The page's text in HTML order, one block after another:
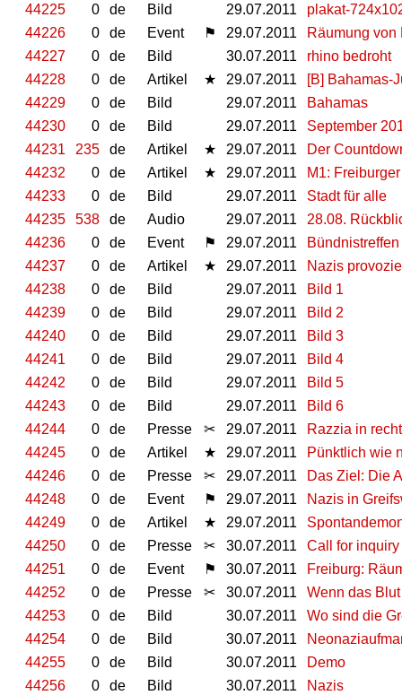
44225
0 de Bild 29.07.2011
plakat-
44226
0 de Event ⚑ 29.07.2011
Räumung
44227
0 de Bild 30.07.2011
rhino bedroht
44228
0 de Artikel ★ 29.07.2011
[B] Bahamas-
44229
0 de Bild 29.07.2011
Bahamas
44230
0 de Bild 29.07.2011
September
44231
235 de Artikel ★ 29.07.2011
Der
44232
0 de Artikel ★ 29.07.2011
M1:
44233
0 de Bild 29.07.2011
Stadt für alle
44235
538 de Audio 29.07.2011
28.08.
44236
0 de Event ⚑ 29.07.2011
44237
0 de Artikel ★ 29.07.2011
Nazis
44238
0 de Bild 29.07.2011
Bild 1
44239
0 de Bild 29.07.2011
Bild 2
44240
0 de Bild 29.07.2011
Bild 3
44241
0 de Bild 29.07.2011
Bild 4
44242
0 de Bild 29.07.2011
Bild 5
44243
0 de Bild 29.07.2011
Bild 6
44244
0 de Presse ✂ 29.07.2011
Razzia in
44245
0 de Artikel ★ 29.07.2011
Pünktlich wie
44246
0 de Presse ✂ 29.07.2011
Das Ziel: Die
44248
0 de Event ⚑ 29.07.2011
Nazis in
44249
0 de Artikel ★ 29.07.2011
44250
0 de Presse ✂ 30.07.2011
Call for
44251
0 de Event ⚑ 30.07.2011
Freiburg:
44252
0 de Presse ✂ 30.07.2011
Wenn das
44253
0 de Bild 30.07.2011
Wo sind die
44254
0 de Bild 30.07.2011
44255
0 de Bild 30.07.2011
Demo
44256
0 de Bild 30.07.2011
Nazis